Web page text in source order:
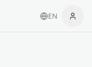
EN